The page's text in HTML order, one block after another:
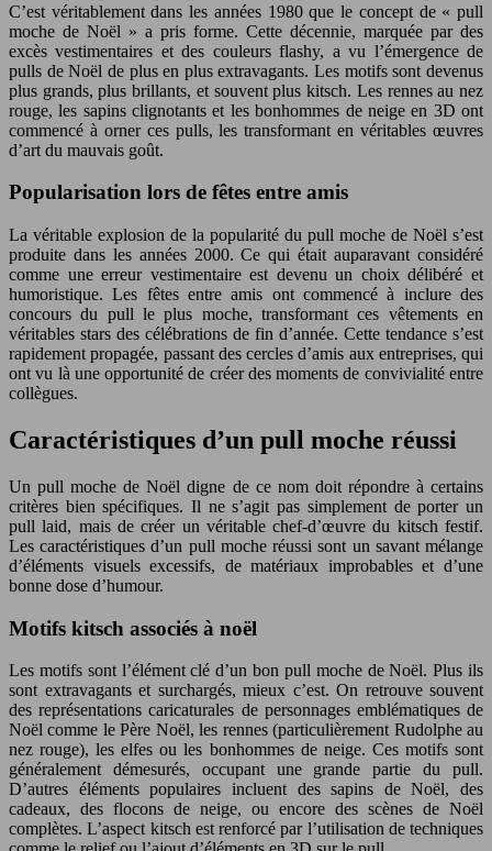
C’est véritablement dans les années 1980 que le concept de « pull
moche de Noël » a pris forme. Cette décennie, marquée par des
excès vestimentaires et des couleurs flashy, a vu l’émergence de
pulls de Noël de plus en plus extravagants. Les motifs sont devenus
plus grands, plus brillants, et souvent plus kitsch. Les rennes au nez
rouge, les sapins clignotants et les bonhommes de neige en 3D ont
commencé à orner ces pulls, les transformant en véritables œuvres
d’art du mauvais goût.
Popularisation lors de fêtes entre amis
La véritable explosion de la popularité du pull moche de Noël s’est
produite dans les années 2000. Ce qui était auparavant considéré
comme une erreur vestimentaire est devenu un choix délibéré et
humoristique. Les fêtes entre amis ont commencé à inclure des
concours du pull le plus moche, transformant ces vêtements en
véritables stars des célébrations de fin d’année. Cette tendance s’est
rapidement propagée, passant des cercles d’amis aux entreprises, qui
ont vu là une opportunité de créer des moments de convivialité entre
collègues.
Caractéristiques d’un pull moche réussi
Un pull moche de Noël digne de ce nom doit répondre à certains
critères bien spécifiques. Il ne s’agit pas simplement de porter un
pull laid, mais de créer un véritable chef-d’œuvre du kitsch festif.
Les caractéristiques d’un pull moche réussi sont un savant mélange
d’éléments visuels excessifs, de matériaux improbables et d’une
bonne dose d’humour.
Motifs kitsch associés à noël
Les motifs sont l’élément clé d’un bon pull moche de Noël. Plus ils
sont extravagants et surchargés, mieux c’est. On retrouve souvent
des représentations caricaturales de personnages emblématiques de
Noël comme le Père Noël, les rennes (particulièrement Rudolphe au
nez rouge), les elfes ou les bonhommes de neige. Ces motifs sont
généralement démesurés, occupant une grande partie du pull.
D’autres éléments populaires incluent des sapins de Noël, des
cadeaux, des flocons de neige, ou encore des scènes de Noël
complètes. L’aspect kitsch est renforcé par l’utilisation de techniques